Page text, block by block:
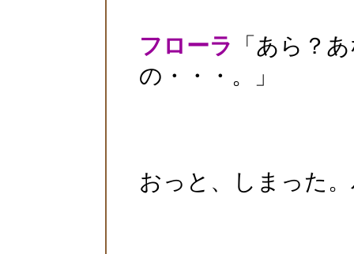
フローラ
「あら？
の・・・。」
おっと、しまった